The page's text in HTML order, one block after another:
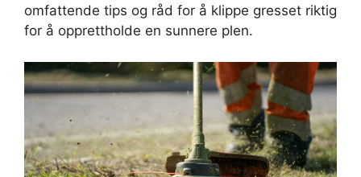
omfattende tips og råd for å klippe gresset riktig
for å opprettholde en sunnere plen.